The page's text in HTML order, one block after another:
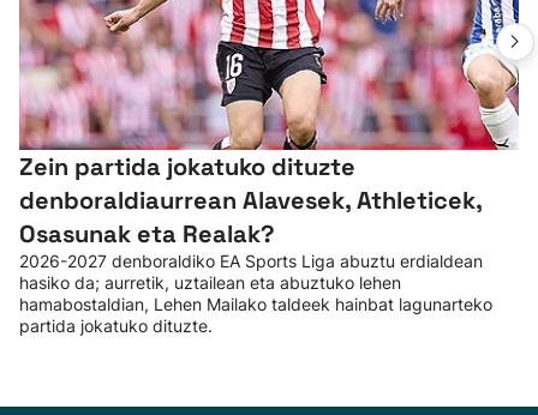
Zein partida jokatuko dituzte
denboraldiaurrean Alavesek, Athleticek,
Osasunak eta Realak?
2026-2027 denboraldiko EA Sports Liga abuztu erdialdean
hasiko da; aurretik, uztailean eta abuztuko lehen
hamabostaldian, Lehen Mailako taldeek hainbat lagunarteko
partida jokatuko dituzte.